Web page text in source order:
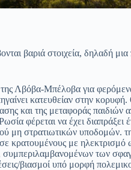
βαριά στοιχεία, δηλαδή μια
Λβόβα-Μπέλοβα για
κατευθείαν στην
και της μεταφοράς παιδιών
φέρεται να έχει
μη στρατιωτικών υποδομών.
κρατουμένους με ηλεκτρισμό
συμπεριλαμβανομένων των
βιασμοί υπό μορφή